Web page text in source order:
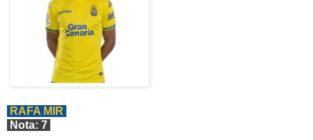
RAFA MIR
Nota: 7